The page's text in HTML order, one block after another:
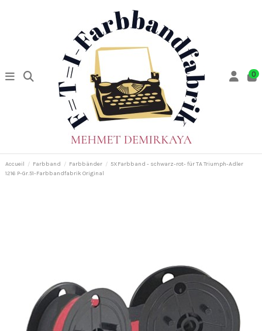
0
Accueil Farbband Farbbänder
5XFarbband - schwarz-rot- für TA Triumph-Adler
1216 P-Gr.51-Farbbandfabrik Original